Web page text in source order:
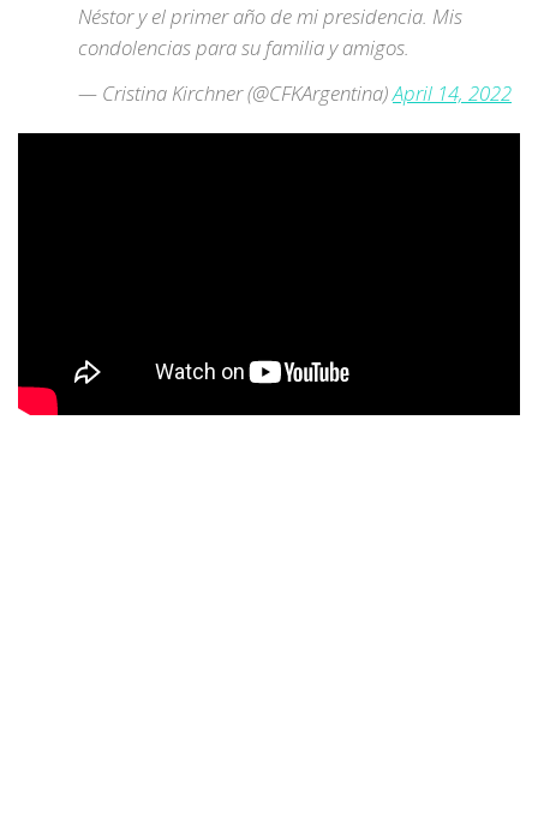
Néstor y el primer año de mi presidencia. Mis
condolencias para su familia y amigos.
— Cristina Kirchner (@CFKArgentina)April 14, 2022